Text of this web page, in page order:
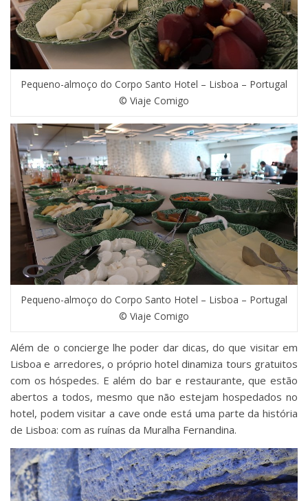
Pequeno-almoço do Corpo Santo Hotel – Lisboa – Portugal
© Viaje Comigo
Pequeno-almoço do Corpo Santo Hotel – Lisboa – Portugal
© Viaje Comigo
Além de o concierge lhe poder dar dicas, do que visitar em
Lisboa e arredores, o próprio hotel dinamiza tours gratuitos
com os hóspedes. E além do bar e restaurante, que estão
abertos a todos, mesmo que não estejam hospedados no
hotel, podem visitar a cave onde está uma parte da história
de Lisboa: com as ruínas da Muralha Fernandina.